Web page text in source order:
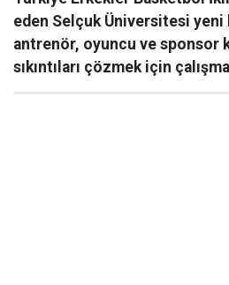
eden Selçuk Üniversitesi
antrenör, oyuncu ve sponsor
sıkıntıları çözmek için